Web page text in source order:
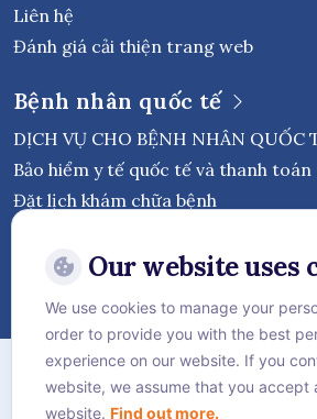
Liên hệ
Đánh giá cải thiện trang web
Bệnh nhân quốc tế
DỊCH VỤ CHO BỆNH NHÂN QUỐC
Bảo hiểm y tế quốc tế và thanh toán
Đặt lịch khám chữa bệnh
Theo dõi Bệnh viện
Chính sách bảo mật
Chính sách Cookie
Our website uses
We use cookies to manage your
order to provide you with the best
experience on our website. If you
website, we assume that you accept
website. Find out more.